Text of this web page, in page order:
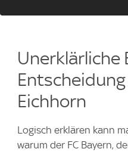
Unerklärliche
Eichhorn
Logisch erklären kann
warum der FC Bayern,